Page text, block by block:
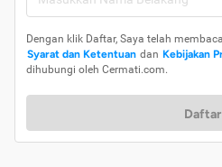
Dengan klik Daftar, Saya telah
Syarat dan Ketentuan dan Kebijakan
dihubungi oleh Cermati.com.
Daftar